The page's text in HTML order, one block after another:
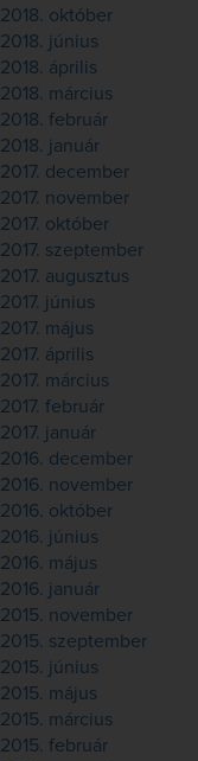
2018. október
2018. június
2018. április
2018. március
2018. február
2018. január
2017. december
2017. november
2017. október
2017. szeptember
2017. augusztus
2017. június
2017. május
2017. április
2017. március
2017. február
2017. január
2016. december
2016. november
2016. október
2016. június
2016. május
2016. január
2015. november
2015. szeptember
2015. június
2015. május
2015. március
2015. február